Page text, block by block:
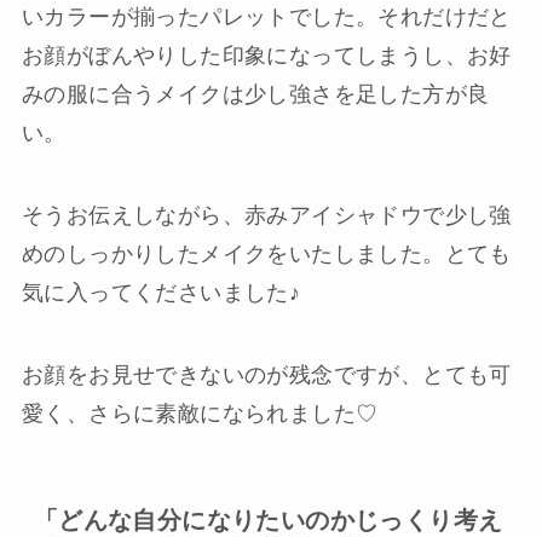
いカラーが揃ったパレットでした。それだけだと
お顔がぼんやりした印象になってしまうし、お好
みの服に合うメイクは少し強さを足した方が良
い。
そうお伝えしながら、赤みアイシャドウで少し強
めのしっかりしたメイクをいたしました。とても
気に入ってくださいました♪
お顔をお見せできないのが残念ですが、とても可
愛く、さらに素敵になられました♡
「どんな自分になりたいのかじっくり考え